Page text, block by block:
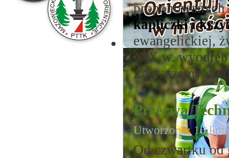
kapliczki i
ewangelickiej,
XIX w.
Zapraszamy
Przerwa
Utworzono: 16
Od czwartku od